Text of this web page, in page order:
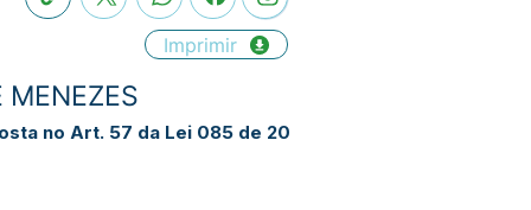
Imprimir
no Art. 57 da Lei 085 de 20